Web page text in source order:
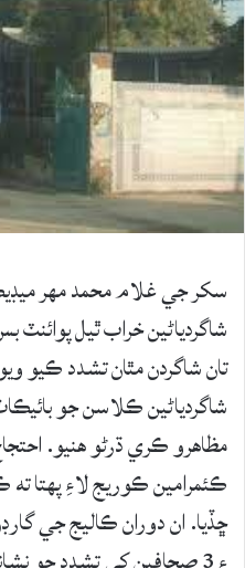
سکر جي غلام محمد مهر
شاگردياڻين خراب ٿيل
تان شاگردن مٿان تشدد ڪيو
شاگردياڻين ڪلاسن جو
مظاهرو ڪري ڌرڻو هنيو.
ڪئمرامين ڪوريج لاءِ پهتا ته
ڇڏيا. ان دوران ڪاليج جي